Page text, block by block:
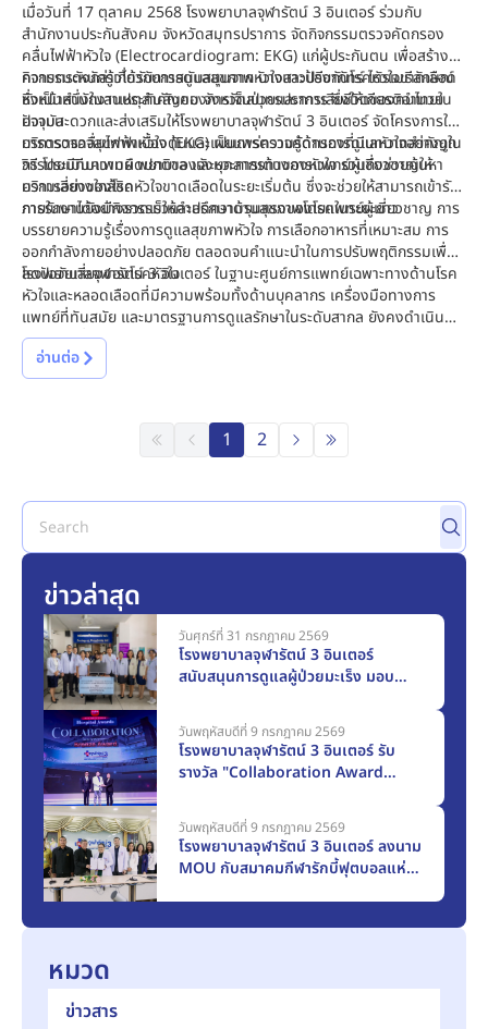
เมื่อวันที่ 17 ตุลาคม 2568 โรงพยาบาลจุฬารัตน์ 3 อินเตอร์ ร่วมกับ
สำนักงานประกันสังคม จังหวัดสมุทรปราการ จัดกิจกรรมตรวจคัดกรอง
คลื่นไฟฟ้าหัวใจ (Electrocardiogram: EKG) แก่ผู้ประกันตน เพื่อสร้าง
ความตระหนักรู้เกี่ยวกับการดูแลสุขภาพหัวใจและป้องกันโรคหัวใจขาดเลือด
ซึ่งเป็นหนึ่งในสาเหตุสำคัญของการเจ็บป่วยและการเสียชีวิตของคนไทยใน
ปัจจุบัน
กิจกรรมดังกล่าวได้รับการสนับสนุนจาก นางสาวปรียาภัทร์ ไตรเมธีลักษณ์
หัวหน้าสำนักงานประกันสังคม จังหวัดสมุทรปราการ ซึ่งให้เกียรติอำนวย
ความสะดวกและส่งเสริมให้โรงพยาบาลจุฬารัตน์ 3 อินเตอร์ จัดโครงการให้
บริการตรวจสุขภาพเบื้องต้นและเผยแพร่ความรู้ด้านการดูแลหัวใจอย่างถูก
วิธี โดยมีทีมแพทย์ พยาบาล และบุคลากรทางการแพทย์ผู้เชี่ยวชาญให้
บริการอย่างใกล้ชิด
การตรวจคลื่นไฟฟ้าหัวใจ (EKG) เป็นการตรวจคัดกรองที่มีบทบาทสำคัญใน
การประเมินความผิดปกติของจังหวะการเต้นของหัวใจ รวมถึงช่วยค้นหา
ความเสี่ยงของโรคหัวใจขาดเลือดในระยะเริ่มต้น ซึ่งจะช่วยให้สามารถเข้ารับ
การรักษาได้อย่างรวดเร็วและลดความรุนแรงของโรคในระยะยาว
ภายในงานยังมีกิจกรรมให้คำปรึกษาด้านสุขภาพโดยแพทย์ผู้เชี่ยวชาญ การ
บรรยายความรู้เรื่องการดูแลสุขภาพหัวใจ การเลือกอาหารที่เหมาะสม การ
ออกกำลังกายอย่างปลอดภัย ตลอดจนคำแนะนำในการปรับพฤติกรรมเพื่อ
ลดปัจจัยเสี่ยงของโรคหัวใจ
โรงพยาบาลจุฬารัตน์ 3 อินเตอร์ ในฐานะศูนย์การแพทย์เฉพาะทางด้านโรค
หัวใจและหลอดเลือดที่มีความพร้อมทั้งด้านบุคลากร เครื่องมือทางการ
แพทย์ที่ทันสมัย และมาตรฐานการดูแลรักษาในระดับสากล ยังคงดำเนิน
กิจกรรมเพื่อสังคมอย่างต่อเนื่อง ภายใต้วิสัยทัศน์ “ดูแลสุขภาพประชาชน
อย่างใส่ใจ เพื่อคุณภาพชีวิตที่ดีและยั่งยืนของชุมชน”
อ่านต่อ
1 2
ข่าวล่าสุด
วันศุกร์ที่ 31 กรกฎาคม 2569
โรงพยาบาลจุฬารัตน์ 3 อินเตอร์
สนับสนุนการดูแลผู้ป่วยมะเร็ง มอบ
สมุทรปราการ มูลค่า 117,000 บาท
วันพฤหัสบดีที่ 9 กรกฎาคม 2569
โรงพยาบาลจุฬารัตน์ 3 อินเตอร์ รับ
รางวัล "Collaboration Award
วันพฤหัสบดีที่ 9 กรกฎาคม 2569
โรงพยาบาลจุฬารัตน์ 3 อินเตอร์ ลงนาม
MOU กับสมาคมกีฬารักบี้ฟุตบอลแห่ง
หมวด
ข่าวสาร